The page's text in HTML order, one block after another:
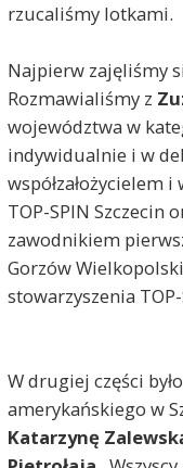
rzucaliśmy lotkami.
Najpierw zajęliśmy
Rozmawialiśmy z
województwa w
indywidualnie i w
współzałożycielem
TOP-SPIN Szczecin
zawodnikiem
Gorzów
stowarzyszenia TOP-
W drugiej części
amerykańskiego w
Katarzynę